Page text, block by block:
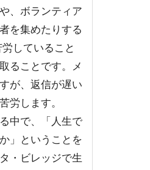
、ボランティア
を集めたりする
していること
ることです。メ
が、返信が遅い
労します。
中で、「人生で
」ということを
・ビレッジで生